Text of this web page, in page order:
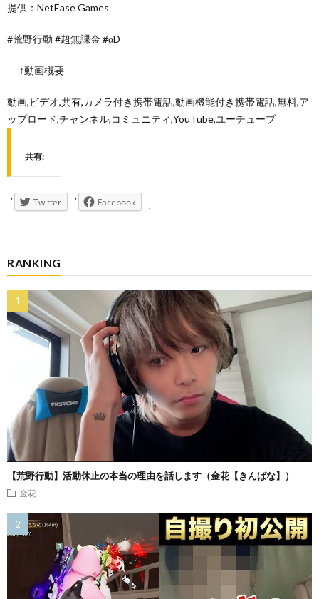
提供：NetEase Games
#荒野行動 #超無課金 #αD
—-↑動画概要—-
動画,ビデオ,共有,カメラ付き携帯電話,動画機能付き携帯電話,無料,ア
ップロード,チャンネル,コミュニティ,YouTube,ユーチューブ
共有:
Twitter Facebook
RANKING
【荒野行動】活動休止の本当の理由を話します（金花【きんばな】）
金花